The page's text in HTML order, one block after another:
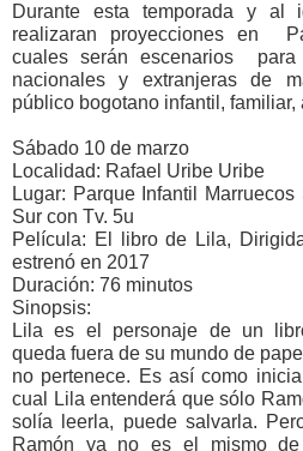
Durante esta temporada y al
realizaran proyecciones en
cuales serán escenarios
nacionales y extranjeras de
público bogotano infantil, familiar,
Sábado 10 de marzo
Localidad: Rafael Uribe Uribe
Lugar: Parque Infantil
Sur con Tv. 5u
Película: El libro de Lila,
estrenó en 2017
Duración: 76 minutos
Sinopsis:
Lila es el personaje de un
queda fuera de su mundo de
no pertenece. Es así como
cual Lila entenderá que sólo
solía leerla, puede salvarla.
Ramón ya no es el mismo